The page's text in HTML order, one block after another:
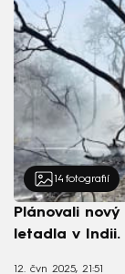
14 fotografií
Plánovali
letadla v
12. čvn 2025, 21:51